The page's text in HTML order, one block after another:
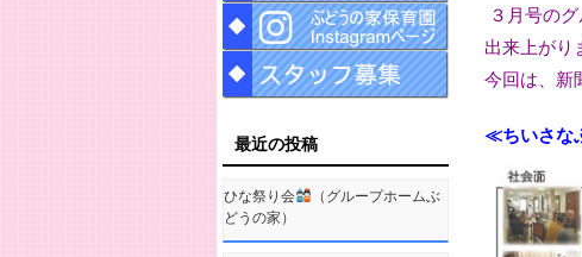
３月号の
出来上がり
今回は、新
≪ちいさな
最近の投稿
ひな祭り会
（グループホームぶ
どうの家）